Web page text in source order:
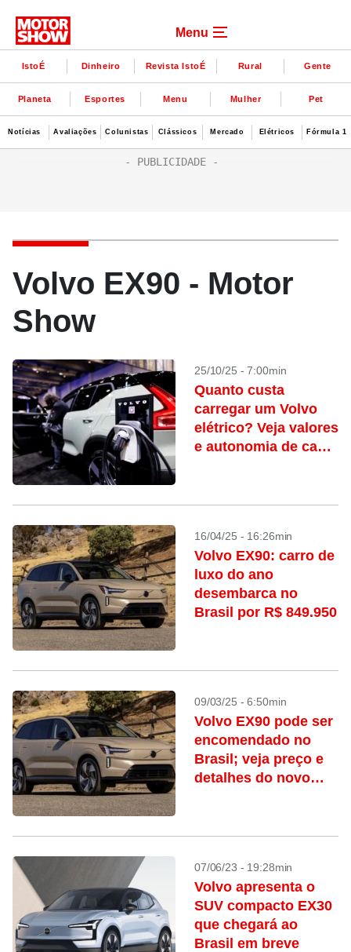
Menu
IstoÉ Dinheiro Revista IstoÉ Rural Gente
Planeta Esportes Menu Mulher Pet
Notícias Avaliações Colunistas Clássicos Mercado Elétricos Fórmula 1
Volvo EX90 - Motor
Show
25/10/25 - 7:00min
Quanto custa
carregar um Volvo
elétrico? Veja valores
e autonomia de cada
16/04/25 - 16:26min
Volvo EX90: carro de
luxo do ano
desembarca no
Brasil por R$ 849.950
09/03/25 - 6:50min
Volvo EX90 pode ser
encomendado no
Brasil; veja preço e
detalhes do novo
07/06/23 - 19:28min
Volvo apresenta o
SUV compacto EX30
que chegará ao
Brasil em breve